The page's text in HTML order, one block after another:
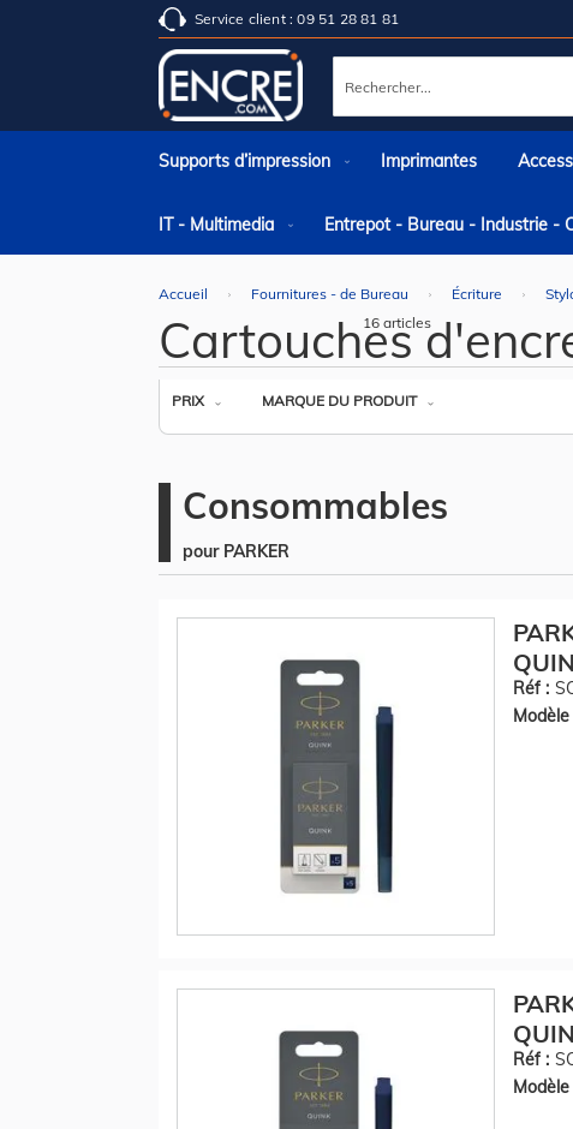
Service client : 09 51 28 81 81
Rechercher
Supports d’impression Imprimantes
IT - Multimedia Entrepot - Bureau - Industrie -
Accueil Fournitures - de Bureau Écriture
Cartouches
PRIX MARQUE DU PRODUIT
16 articles
Consommables
pour PARKER
Réf :
Modèle
Réf :
Modèle